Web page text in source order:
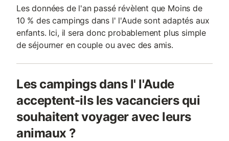
Les données de l'an passé révèlent que Moins de
10 % des campings dans l' l'Aude sont adaptés aux
enfants. Ici, il sera donc probablement plus simple
de séjourner en couple ou avec des amis.
Les campings dans l' l'Aude
acceptent-ils les vacanciers qui
souhaitent voyager avec leurs
animaux ?